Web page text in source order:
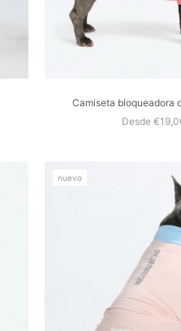
Camiseta bloqueadora
Desde
nuevo